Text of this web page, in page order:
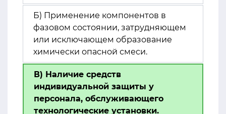
Б) Применение компонентов в
фазовом состоянии, затрудняющем
или исключающем образование
химически опасной смеси.
В) Наличие средств
индивидуальной защиты у
персонала, обслуживающего
технологические установки.